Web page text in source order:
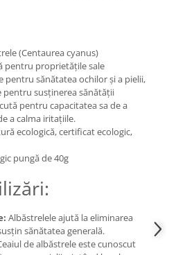
(Centaurea cyanus)
pentru proprietățile sale
pentru sănătatea ochilor și a pielii,
pentru susținerea sănătății
pentru capacitatea sa de a
a calma iritațiile.
ecologică, certificat ecologic,
pungă de 40g
Albăstrelele ajută la eliminarea
sănătatea generală.
de albăstrele este cunoscut